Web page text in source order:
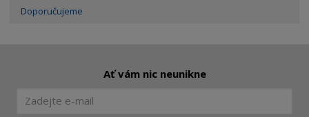
Doporučujeme
Ať vám nic neunikne